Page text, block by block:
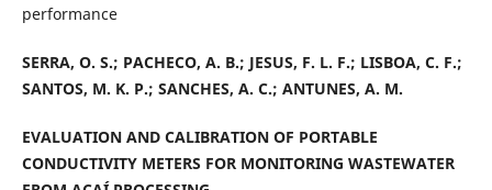
performance
SERRA, O. S.; PACHECO, A. B.; JESUS, F. L. F.; LISBOA, C. F.;
SANTOS, M. K. P.; SANCHES, A. C.; ANTUNES, A. M.
EVALUATION AND CALIBRATION OF PORTABLE
CONDUCTIVITY METERS FOR MONITORING WASTEWATER